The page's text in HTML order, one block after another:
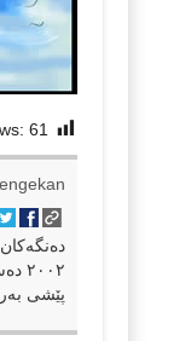
61
پێشی